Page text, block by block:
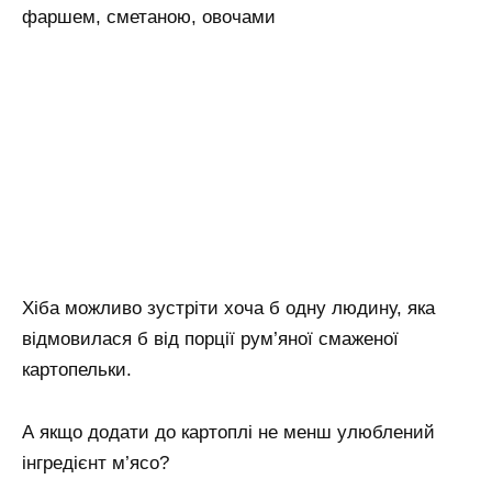
фаршем, сметаною, овочами
Хіба можливо зустріти хоча б одну людину, яка
відмовилася б від порції рум’яної смаженої
картопельки.
А якщо додати до картоплі не менш улюблений
інгредієнт м’ясо?